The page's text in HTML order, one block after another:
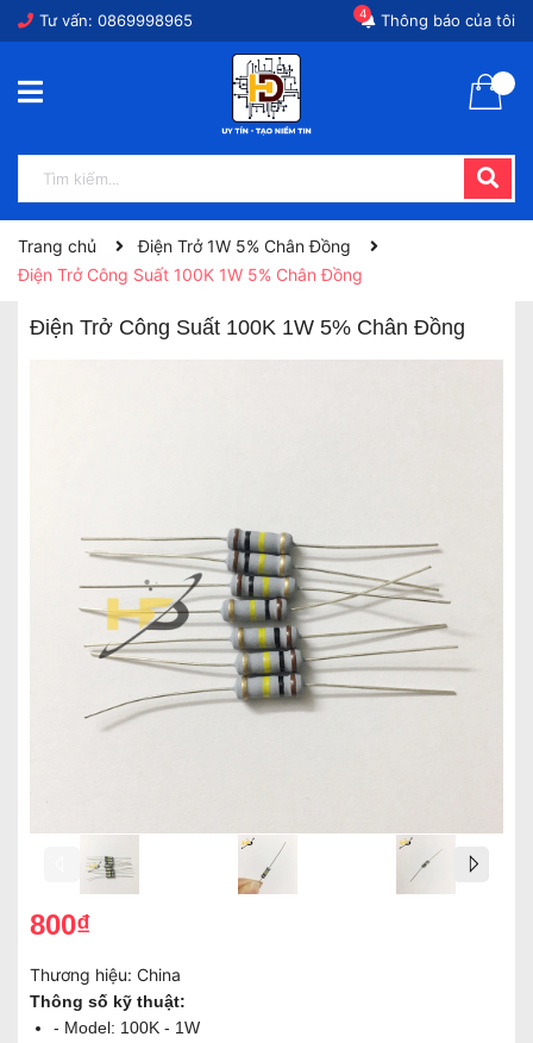
Tư vấn: 0869998965 Thông báo của tôi
4
Trang chủ
Điện Trở 1W 5% Chân Đồng
Điện Trở Công Suất 100K 1W 5% Chân Đồng
Điện Trở Công Suất 100K 1W 5% Chân Đồng
800₫
Thương hiệu: China
Thông số kỹ thuật:
- Model: 100K - 1W